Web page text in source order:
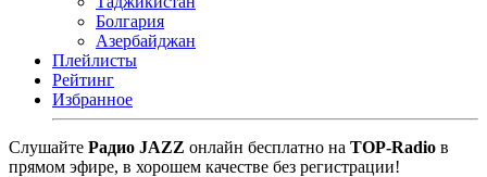
Болгария
Азербайджан
Плейлисты
Рейтинг
Избранное
Cлушайте Радио JAZZ онлайн бесплатно на TOP-Radio в
прямом эфире, в хорошем качестве без регистрации!